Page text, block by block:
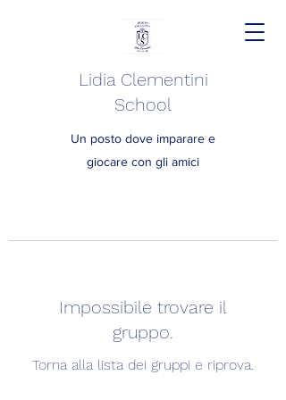
Lidia Clementini
School
Un posto dove imparare e
giocare con gli amici
Impossibile trovare il
gruppo.
Torna alla lista dei gruppi e riprova.